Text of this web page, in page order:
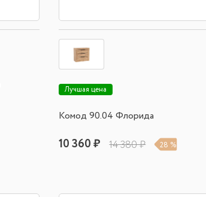
Лучшая цена
Комод 90.04 Флорида
10 360 ₽ 14 380 ₽ 28 %